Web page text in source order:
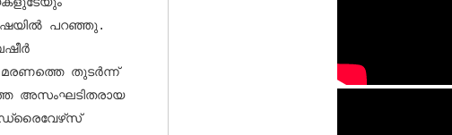
പറഞ്ഞു.
തുടര്‍ന്ന്
അസംഘടിതരായ